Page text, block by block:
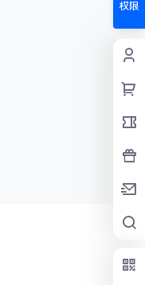
权限